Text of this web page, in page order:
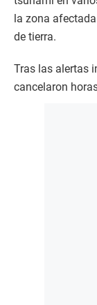
la zona
de tierra.
Tras las alertas
cancelaron